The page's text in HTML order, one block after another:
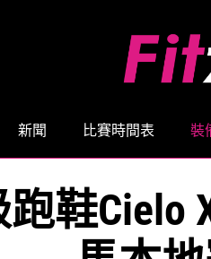
新聞 比賽時間表 裝
鞋